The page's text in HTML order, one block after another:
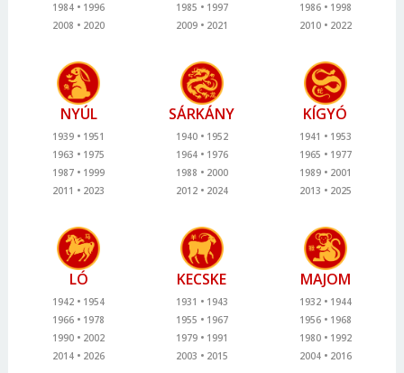
1984
1996
2008
2020
1985
1997
2009
2021
1986
1998
2010
2022
NYÚL
1939
1951
1963
1975
1987
1999
2011
2023
SÁRKÁNY
1940
1952
1964
1976
1988
2000
2012
2024
KÍGYÓ
1941
1953
1965
1977
1989
2001
2013
2025
LÓ
1942
1954
1966
1978
1990
2002
2014
2026
KECSKE
1931
1943
1955
1967
1979
1991
2003
2015
MAJOM
1932
1944
1956
1968
1980
1992
2004
2016